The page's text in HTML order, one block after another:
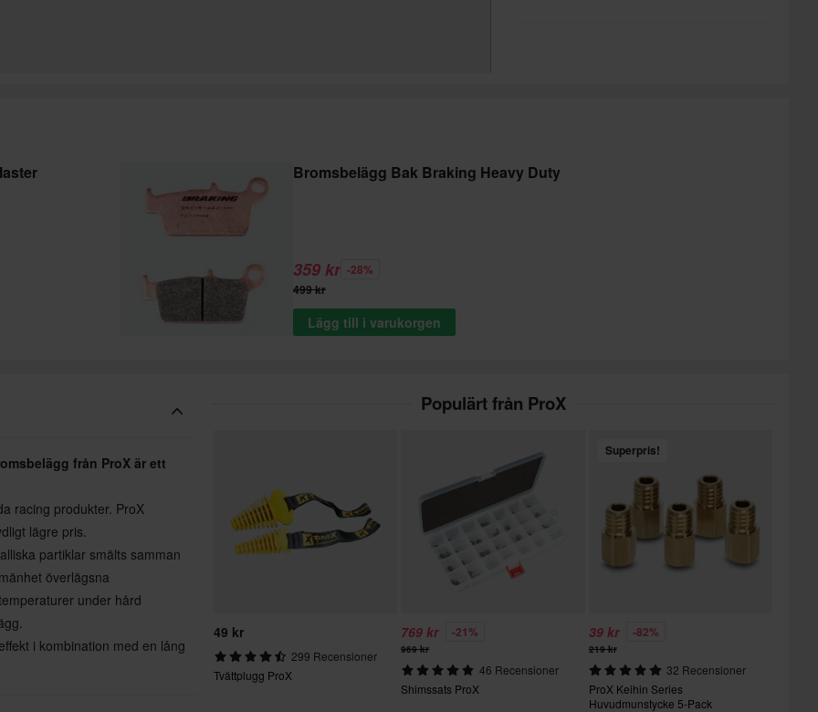
Bromsbelägg Bak Braking Heavy Duty
359 kr -28%
499 kr
Lägg till i varukorgen
från ProX är ett
racing produkter. ProX
lägre pris.
partiklar smälts samman
överlägsna
under hård
i kombination med en lång
Populärt från ProX
49 kr
299 Recensioner
Tvättplugg ProX
769 kr -21%
969 kr
46 Recensioner
Shimssats ProX
Superpris!
39 kr -82%
219 kr
32 Recensioner
ProX Keihin Series
Huvudmunstycke 5-Pack